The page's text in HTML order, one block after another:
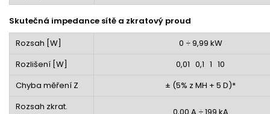
Skutečná impedance sítě a zkratový proud
Rozsah [W] 0 ÷ 9,99 kW
Rozlišení [W]
0,01 0,1 1 10
Chyba měření Z
± (5% z MH + 5 D)*
Rozsah zkrat.